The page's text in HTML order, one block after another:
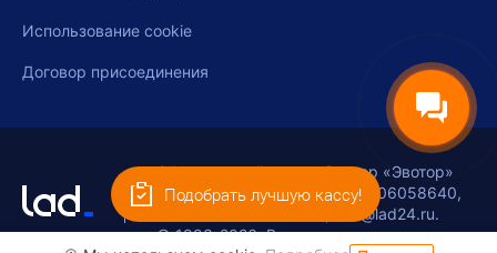
Использование cookie
Договор присоединения
Официальный дистрибьютор «Эвотор»
ООО «ЛАД-КАССЫ», ИНН 9706058640,
ОГРН 1257700420295, info@lad24.ru.
© 1993-2026. Все права защищены.
Подобрать лучшую кассу!